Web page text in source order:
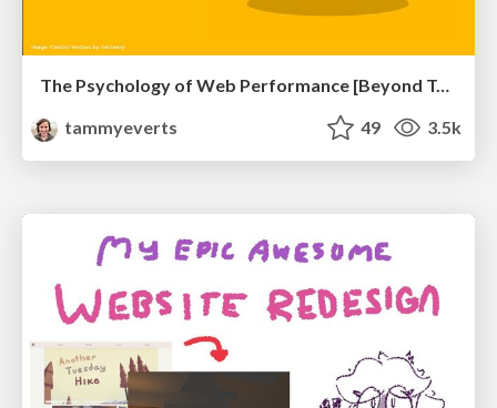
The Psychology of Web Performance [Beyond Tellerrand 2023]
tammyeverts
49 3.5k